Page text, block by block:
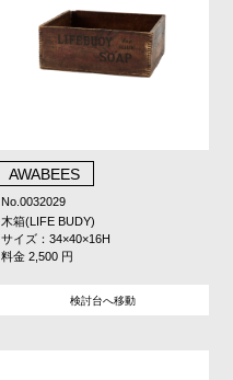
AWABEES
No.0032029
木箱(LIFE BUDY)
サイズ：34×40×16H
料金 2,500 円
検討台へ移動